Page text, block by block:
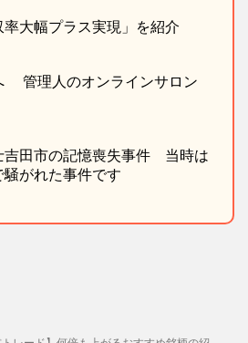
大幅プラス実現」を紹介
管理人のオンラインサロン
吉田市の記憶喪失事件 当時は
がれた事件です